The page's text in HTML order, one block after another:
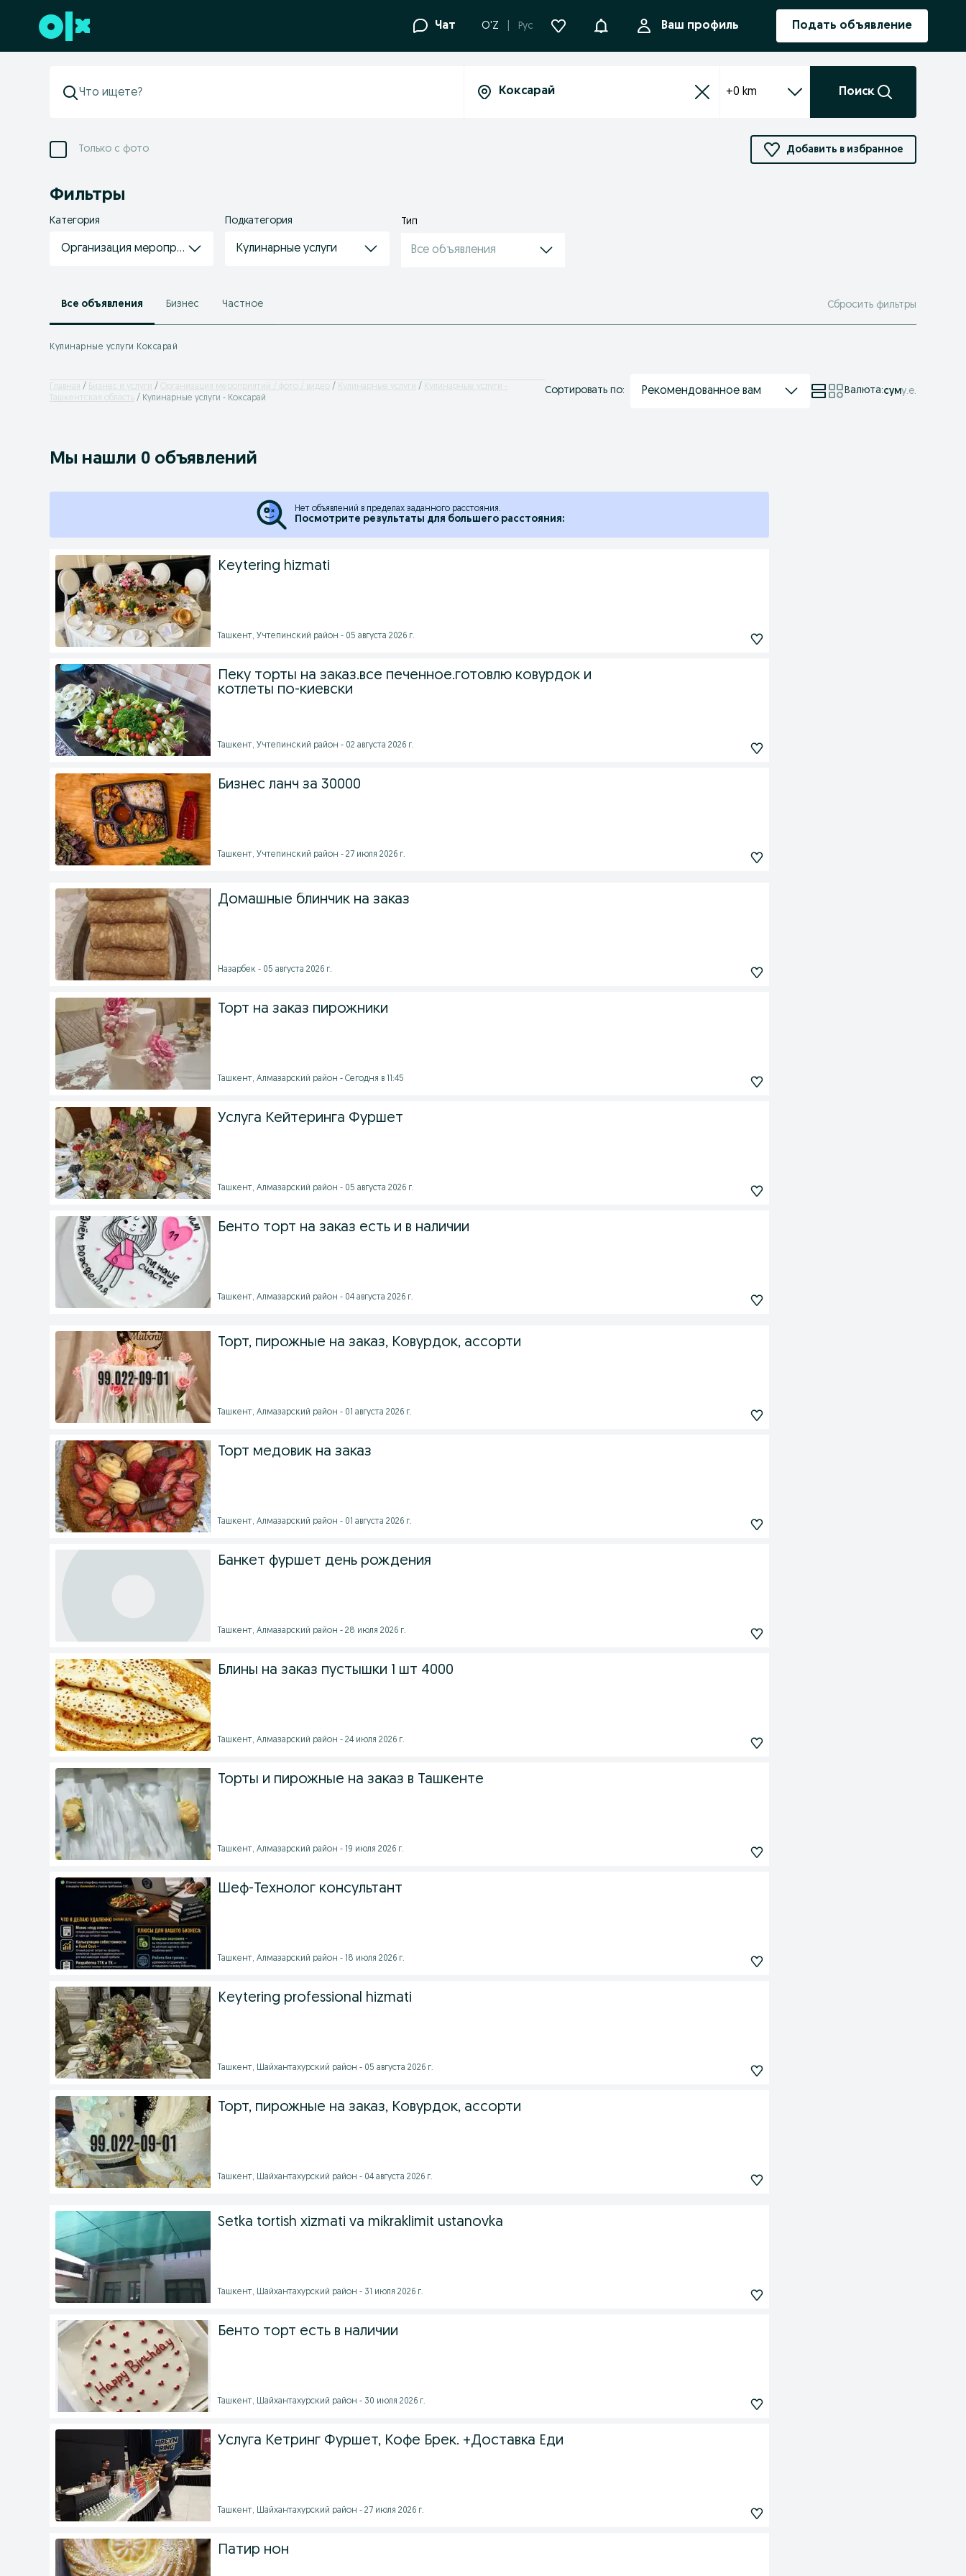
Перейти к нижнему колонтитулу Чат O'Z Рус УведомленияВаш профиль Подать объявление
+0 km Поиск
Только с фото Добавить в избранное
Фильтры
Категория
Организация мероприятий / фото / видео
Подкатегория
Кулинарные услуги
Тип
Все объявления
Все объявления Бизнес Частное Сбросить фильтры
Кулинарные услуги Коксарай
Главная Бизнес и услуги Организация мероприятий / фото / видео Кулинарные услуги
Кулинарные услуги -
Ташкентская область
Кулинарные услуги - Коксарай
Сортировать по: Рекомендованное вам Валюта:суму.е.
Мы нашли 0 объявлений
Нет объявлений в пределах заданного расстояния.
Посмотрите результаты для большего расстояния:
Keytering hizmati
Ташкент, Учтепинский район - 05 августа 2026 г.
Пеку торты на заказ.все печенное.готовлю ковурдок и
котлеты по-киевски
Ташкент, Учтепинский район - 02 августа 2026 г.
Бизнес ланч за 30000
Ташкент, Учтепинский район - 27 июля 2026 г.
Домашные блинчик на заказ
Назарбек - 05 августа 2026 г.
Торт на заказ пирожники
Ташкент, Алмазарский район - Сегодня в 11:45
Услуга Кейтеринга Фуршет
Ташкент, Алмазарский район - 05 августа 2026 г.
Бенто торт на заказ есть и в наличии
Ташкент, Алмазарский район - 04 августа 2026 г.
Торт, пирожные на заказ, Ковурдок, ассорти
Ташкент, Алмазарский район - 01 августа 2026 г.
Торт медовик на заказ
Ташкент, Алмазарский район - 01 августа 2026 г.
Банкет фуршет день рождения
Ташкент, Алмазарский район - 28 июля 2026 г.
Блины на заказ пустышки 1 шт 4000
Ташкент, Алмазарский район - 24 июля 2026 г.
Торты и пирожные на заказ в Ташкенте
Ташкент, Алмазарский район - 19 июля 2026 г.
Шеф-Технолог консультант
Ташкент, Алмазарский район - 18 июля 2026 г.
Keytering professional hizmati
Ташкент, Шайхантахурский район - 05 августа 2026 г.
Торт, пирожные на заказ, Ковурдок, ассорти
Ташкент, Шайхантахурский район - 04 августа 2026 г.
Setka tortish xizmati va mikraklimit ustanovka
Ташкент, Шайхантахурский район - 31 июля 2026 г.
Бенто торт есть в наличии
Ташкент, Шайхантахурский район - 30 июля 2026 г.
Услуга Кетринг Фуршет, Кофе Брек. +Доставка Еди
Ташкент, Шайхантахурский район - 27 июля 2026 г.
Патир нон